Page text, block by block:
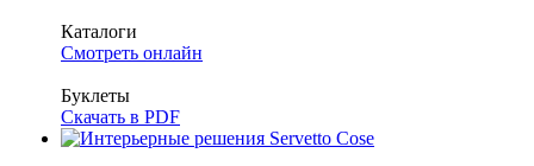
Каталоги
Смотреть онлайн
Буклеты
Скачать в PDF